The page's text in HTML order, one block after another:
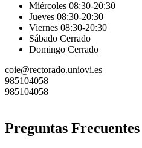
Miércoles 08:30-20:30
Jueves 08:30-20:30
Viernes 08:30-20:30
Sábado Cerrado
Domingo Cerrado
coie@rectorado.uniovi.es
985104058
985104058
Preguntas Frecuentes